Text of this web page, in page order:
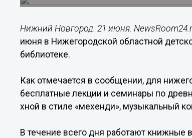
Нижний Новгород. 21 июня.
июня в Нижегородской областной
библиотеке.
Как отмечается в сообщении, для
бесплатные лекции и семинары по
хной в стиле «мехенди», музыкальный
В течение всего дня работают книжные